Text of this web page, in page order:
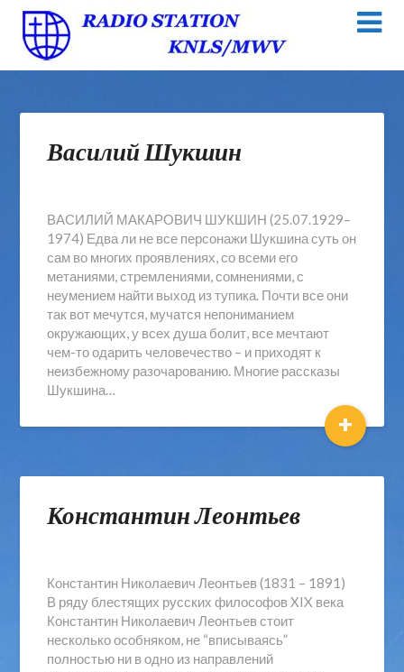
Василий Шукшин
ВАСИЛИЙ МАКАРОВИЧ ШУКШИН (25.07.1929–
1974) Едва ли не все персонажи Шукшина суть он
сам во многих проявлениях, со всеми его
метаниями, стремлениями, сомнениями, с
неумением найти выход из тупика. Почти все они
так вот мечутся, мучатся непониманием
окружающих, у всех душа болит, все мечтают
чем-то одарить человечество – и приходят к
неизбежному разочарованию. Многие рассказы
Шукшина…
+
Константин Леонтьев
Константин Николаевич Леонтьев (1831 – 1891)
В ряду блестящих русских философов XIX века
Константин Николаевич Леонтьев стоит
несколько особняком, не “вписываясь”
полностью ни в одно из направлений